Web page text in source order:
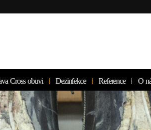
Cross obuvi Dezinfekce Reference O